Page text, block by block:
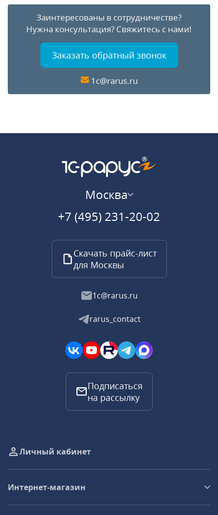
Заинтересованы в сотрудничестве?
Нужна консультация? Свяжитесь с нами!
Заказать обратный звонок
1c@rarus.ru
Москва
+7 (495) 231-20-02
Скачать прайс-лист
для Москвы
1c@rarus.ru
rarus_contact
Подписаться
на рассылку
Личный кабинет
Интернет-магазин